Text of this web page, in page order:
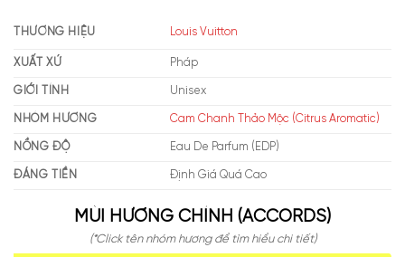
THƯƠNG HIỆU Louis Vuitton
XUẤT XỨ Pháp
GIỚI TÍNH Unisex
NHÓM HƯƠNG Cam Chanh Thảo Mộc (Citrus Aromatic)
NỒNG ĐỘ Eau De Parfum (EDP)
ĐÁNG TIỀN Định Giá Quá Cao
MÙI HƯƠNG CHÍNH (ACCORDS)
(*Click tên nhóm hương để tìm hiểu chi tiết)